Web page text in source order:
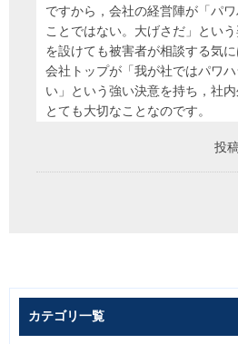
ですから，会社の経営陣が「パ
ことではない。大げさだ」とい
を設けても被害者が相談する気に
会社トップが「我が社ではパワ
い」という強い決意を持ち，社
とても大切なことなのです。
投
カテゴリ一覧